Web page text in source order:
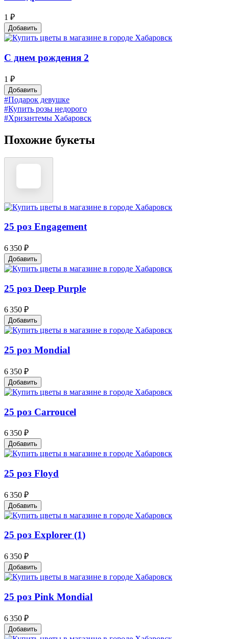
1 ₽
Добавить
С днем рождения 2
1 ₽
Добавить
#Подарок девушке
#Купить розы недорого
#Хризантемы Хабаровск
Похожие букеты
25 роз Engagement
6 350 ₽
Добавить
25 роз Deep Purple
6 350 ₽
Добавить
25 роз Mondial
6 350 ₽
Добавить
25 роз Carroucel
6 350 ₽
Добавить
25 роз Floyd
6 350 ₽
Добавить
25 роз Explorer (1)
6 350 ₽
Добавить
25 роз Pink Mondial
6 350 ₽
Добавить